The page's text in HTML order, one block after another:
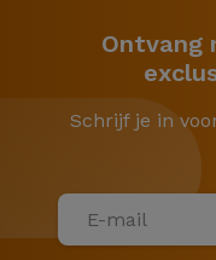
Ontvang
Schrijf je in